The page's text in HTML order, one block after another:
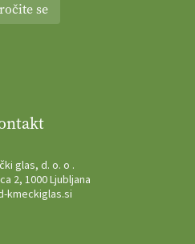
se
glas, d. o. o .
2, 1000 Ljubljana
kmeckiglas.si